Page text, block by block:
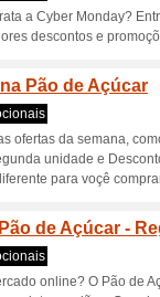
até
Mais It
ao optar
por